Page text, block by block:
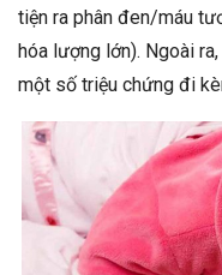
tiện ra phân đen/máu
hóa lượng lớn). Ngoài
một số triệu chứng đi